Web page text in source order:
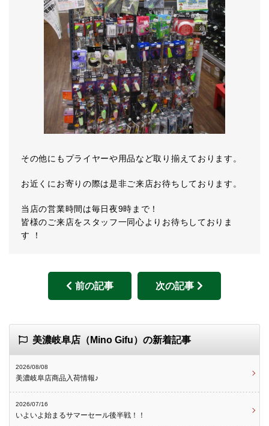
その他にもプライヤーや用品など取り揃えております。
お近くにお寄りの際は是非ご来店お待ちしております。
当店の営業時間は毎日夜9時まで！
皆様のご来店をスタッフ一同心よりお待ちしておりま
す ！
前の記事 次の記事
美濃岐阜店（Mino Gifu）の新着記事
2026/08/08
美濃岐阜店商品入荷情報♪
2026/07/16
いよいよ始まるサマーセール後半戦！！